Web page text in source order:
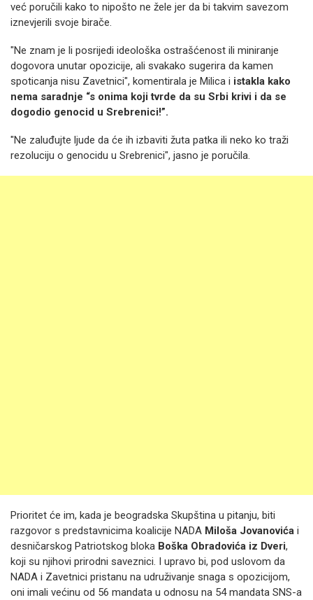
već poručili kako to nipošto ne žele jer da bi takvim savezom
iznevjerili svoje birače.
"Ne znam je li posrijedi ideološka ostrašćenost ili miniranje
dogovora unutar opozicije, ali svakako sugerira da kamen
spoticanja nisu Zavetnici", komentirala je Milica i istakla kako
nema saradnje “s onima koji tvrde da su Srbi krivi i da se
dogodio genocid u Srebrenici!”.
"Ne zaluđujte ljude da će ih izbaviti žuta patka ili neko ko traži
rezoluciju o genocidu u Srebrenici", jasno je poručila.
Prioritet će im, kada je beogradska Skupština u pitanju, biti
razgovor s predstavnicima koalicije NADA Miloša Jovanovića i
desničarskog Patriotskog bloka Boška Obradovića iz Dveri,
koji su njihovi prirodni saveznici. I upravo bi, pod uslovom da
NADA i Zavetnici pristanu na udruživanje snaga s opozicijom,
oni imali većinu od 56 mandata u odnosu na 54 mandata SNS-a